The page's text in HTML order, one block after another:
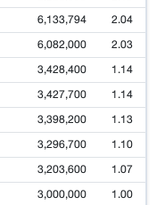
6,133,794 2.04
6,082,000 2.03
3,428,400 1.14
3,427,700 1.14
3,398,200 1.13
3,296,700 1.10
3,203,600 1.07
3,000,000 1.00